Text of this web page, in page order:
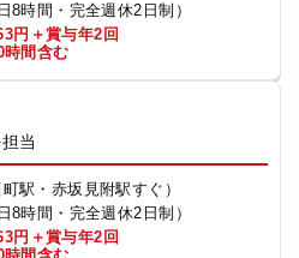
8時間・完全週休2日制）
円＋賞与年2回
間含む
当
駅・赤坂見附駅すぐ）
8時間・完全週休2日制）
円＋賞与年2回